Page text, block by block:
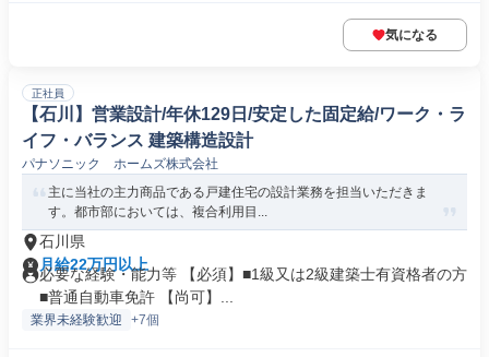
気になる
正社員
【石川】営業設計/年休129日/安定した固定給/ワーク・ラ
イフ・バランス 建築構造設計
パナソニック ホームズ株式会社
主に当社の主力商品である戸建住宅の設計業務を担当いただきま
す。都市部においては、複合利用目...
石川県
月給22万円以上
必要な経験・能力等 【必須】■1級又は2級建築士有資格者の方
■普通自動車免許 【尚可】...
業界未経験歓迎 +7個